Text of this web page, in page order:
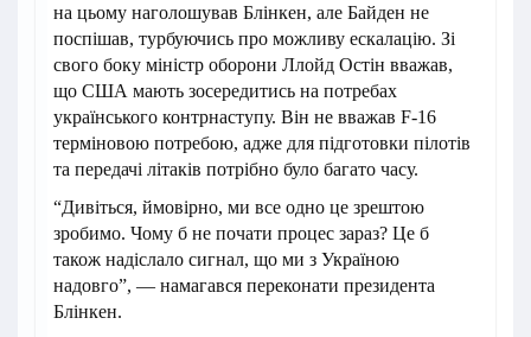
на цьому наголошував Блінкен, але Байден не
поспішав, турбуючись про можливу ескалацію. Зі
свого боку міністр оборони Ллойд Остін вважав,
що США мають зосередитись на потребах
українського контрнаступу. Він не вважав F-16
терміновою потребою, адже для підготовки пілотів
та передачі літаків потрібно було багато часу.
“Дивіться, ймовірно, ми все одно це зрештою
зробимо. Чому б не почати процес зараз? Це б
також надіслало сигнал, що ми з Україною
надовго”, — намагався переконати президента
Блінкен.